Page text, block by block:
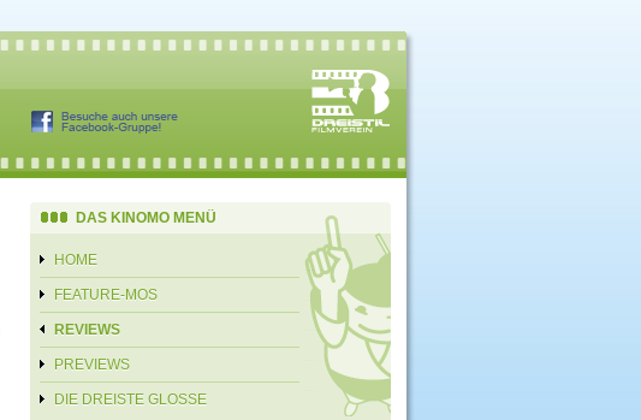
DAS KINOMO MENÜ
HOME
FEATURE-MOS
REVIEWS
PREVIEWS
DIE DREISTE GLOSSE